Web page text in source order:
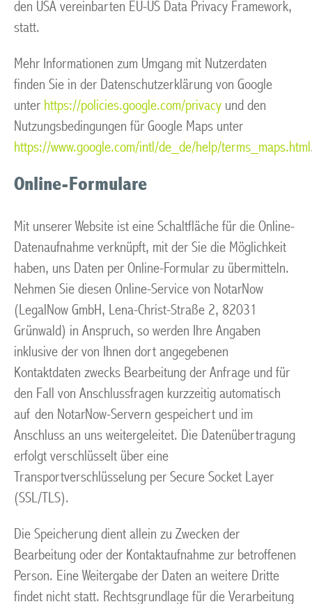
den USA vereinbarten EU-US Data Privacy Framework,
statt.
Mehr Informationen zum Umgang mit Nutzerdaten
finden Sie in der Datenschutzerklärung von Google
unter https://policies.google.com/privacy und den
Nutzungsbedingungen für Google Maps unter
https://www.google.com/intl/de_de/help/terms_maps.html
Online-Formulare
Mit unserer Website ist eine Schaltfläche für die Online-
Datenaufnahme verknüpft, mit der Sie die Möglichkeit
haben, uns Daten per Online-Formular zu übermitteln.
Nehmen Sie diesen Online-Service von NotarNow
(LegalNow GmbH, Lena-Christ-Straße 2, 82031
Grünwald) in Anspruch, so werden Ihre Angaben
inklusive der von Ihnen dort angegebenen
Kontaktdaten zwecks Bearbeitung der Anfrage und für
den Fall von Anschlussfragen kurzzeitig automatisch
auf den NotarNow-Servern gespeichert und im
Anschluss an uns weitergeleitet. Die Datenübertragung
erfolgt verschlüsselt über eine
Transportverschlüsselung per Secure Socket Layer
(SSL/TLS).
Die Speicherung dient allein zu Zwecken der
Bearbeitung oder der Kontaktaufnahme zur betroffenen
Person. Eine Weitergabe der Daten an weitere Dritte
findet nicht statt. Rechtsgrundlage für die Verarbeitung